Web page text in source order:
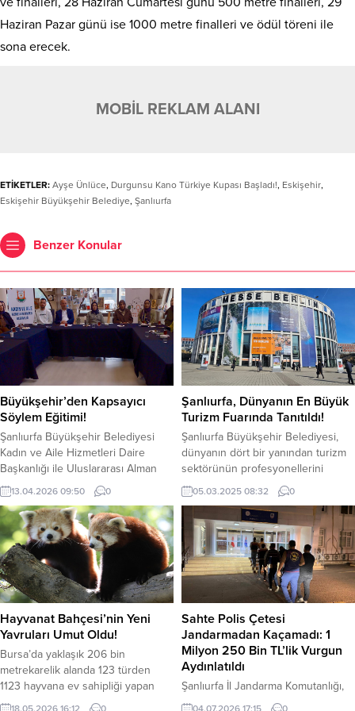
Haziran Pazar günü ise 1000 metre finalleri ve ödül töreni ile
sona erecek.
MOBİL REKLAM ALANI
ETİKETLER: Ayşe Ünlüce, Durgunsu Kano Türkiye Kupası Başladı!, Eskişehir,
Eskişehir Büyükşehir Belediye, Şanlıurfa
Benzer Konular
Büyükşehir’den Kapsayıcı
Söylem Eğitimi!
Şanlıurfa Büyükşehir Belediyesi
Kadın ve Aile Hizmetleri Daire
Başkanlığı ile Uluslararası Alman
İşbirliği Kurumu ve Hayata Destek
Derneği iş birliğiyle düzenlenen
“Sosyal İçerme ve Kapsayıcı
Söylem Kapasite Geliştirme
Programı” kapsamında eğitim
gerçekleştirildi. 11 Nisan Eğitim ve
Kültür Merkezi’nde düzenlenen
eğitim, kurum personellerine
yönelik olarak gerçekleştirildi.
“Temel Kavramlar ve Sosyal
İçermeye...
13.04.2026 09:50 0
Şanlıurfa, Dünyanın En Büyük
Turizm Fuarında Tanıtıldı!
Şanlıurfa Büyükşehir Belediyesi,
dünyanın dört bir yanından turizm
sektörünün profesyonellerini
biraraya getiren ITB Berlin Turizm
Fuarı’na katıldı.Almanya’nın
başkenti Berlin’de düzenlenen ve
6 Mart’a kadar sürecek olan Berlin
Uluslararası TurizmBorsası (ITB)
Fuarı’nda; Şanlıurfa Büyükşehir
Belediyesi ve Şanlıurfa Valiliği,
turistikdestinasyonlarını ve turizm
sektöründeki işletmelerini tanıtmayı
hedefliyor. Fuara katılım sağlayan
Şanlıurfa İl...
05.03.2025 08:32 0
Hayvanat Bahçesi’nin Yeni
Yavruları Umut Oldu!
Bursa’da yaklaşık 206 bin
metrekarelik alanda 123 türden
1123 hayvana ev sahipliği yapan
Bursa Hayvanat Bahçesi, nesli
Sahte Polis Çetesi
Jandarmadan Kaçamadı: 1
Milyon 250 Bin TL’lik Vurgun
Aydınlatıldı
Şanlıurfa İl Jandarma Komutanlığı,
faili meçhul dolandırıcılık olaylarının